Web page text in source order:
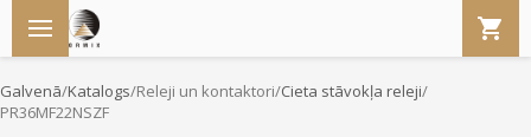
Galvenā/Katalogs/Releji un kontaktori/Cieta stāvokļa releji/
PR36MF22NSZF